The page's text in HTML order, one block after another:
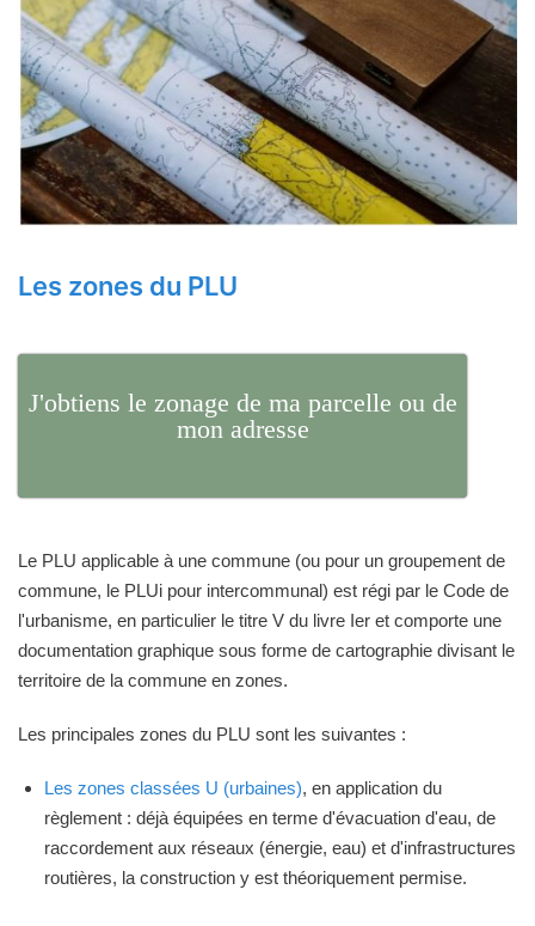
Les zones du PLU
J'obtiens le zonage de ma parcelle ou de
mon adresse
Le PLU applicable à une commune (ou pour un groupement de
commune, le PLUi pour intercommunal) est régi par le Code de
l'urbanisme, en particulier le titre V du livre Ier et comporte une
documentation graphique sous forme de cartographie divisant le
territoire de la commune en zones.
Les principales zones du PLU sont les suivantes :
Les zones classées U (urbaines), en application du
règlement : déjà équipées en terme d'évacuation d'eau, de
raccordement aux réseaux (énergie, eau) et d'infrastructures
routières, la construction y est théoriquement permise.